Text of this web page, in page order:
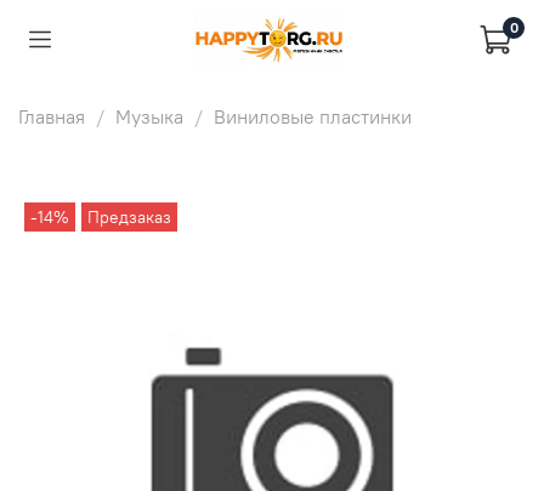
0
Главная Музыка Виниловые пластинки
-14% Предзаказ